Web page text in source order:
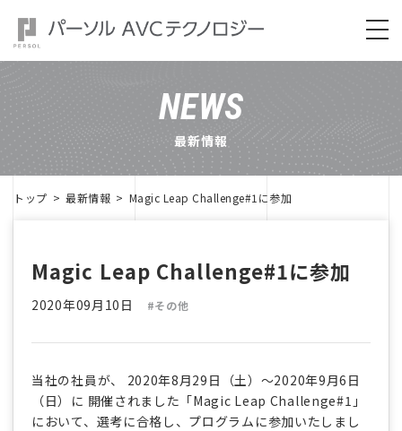
NEWS
最新情報
トップ 最新情報 Magic Leap Challenge#1に参加
Magic Leap Challenge#1に参加
2020年09月10日 #その他
当社の社員が、 2020年8月29日（土）～2020年9月6日
（日）に 開催されました「Magic Leap Challenge#1」
において、選考に合格し、プログラムに参加いたしまし